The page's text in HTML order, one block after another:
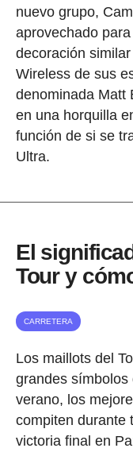
nuevo grupo,
aprovechado
decoración
Wireless de sus
denominada Matt
en una horquilla
función de si se
Ultra.
El
Tour y
CARRETERA
Los maillots del
grandes símbolos
verano, los
compiten durante
victoria final en